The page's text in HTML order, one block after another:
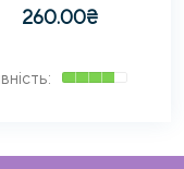
260.00₴